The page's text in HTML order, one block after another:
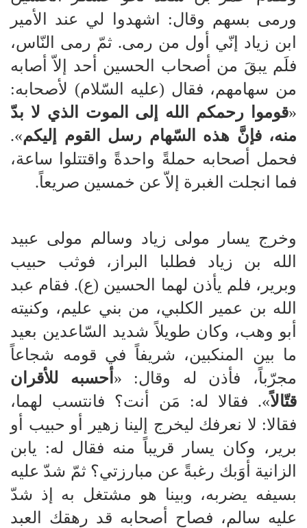
ورمى بسهم وقال: اشهدوا لي عند الأمير
ابن زياد إنّي أول من رمى. ثمّ رمى النّاس،
فلَم يبقَ من أصحاب الحسين أحد إلاّ أصابه
من سهامهم، فقال (عليه السّلام) لأصحابه:
«قوموا رحمكم الله إلى الموت الذي لا بدّ
منه، فإنَّ هذه السّهام رسل القوم إليكم».
فحمل أصحابه حملةً واحدةً واقتتلوا ساعة،
فما انجلت الغبرة إلاّ عن خمسين صريعاً.
وخرج يسار مولى زياد وسالم مولى عبيد
الله بن زياد فطلبا البراز، فوثب حبيب
وبرير، فلم يأذن لهما الحسين (ع). فقام عبد
الله بن عمير الكلبي، من بني عليم، وكنيته
أبو وهب، وكان طويلاً شديد السّاعدين بعيد
ما بين المنكبين، شريفاً في قومه شجاعاً
مجرّباً، فأذن له وقال: « أحسبه للأقران
قتّالاً». فقالا له: مَن أنت؟ فانتسب لهما،
فقالا: لا نعرفك ليخرج إلينا زهير أو حبيب أو
برير، وكان يسار قريباً منه فقال له: يابن
الزانية أوَبك رغبةً عن مبارزتي؟ ثمّ شدّ عليه
بسيفه يضربه، وبينا هو مشتغل به إذ شدّ
عليه سالم، فصاح أصحابه قد رهقك العبد